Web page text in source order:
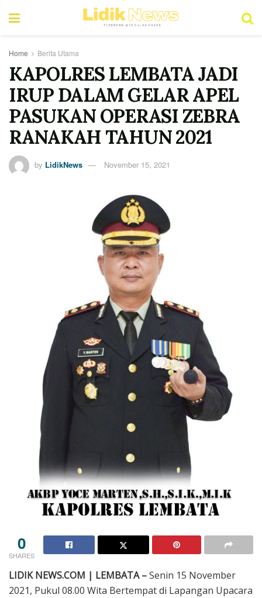
Home Berita Utama
KAPOLRES LEMBATA JADI
IRUP DALAM GELAR APEL
PASUKAN OPERASI ZEBRA
RANAKAH TAHUN 2021
by LidikNews November 15, 2021
0
SHARES
LIDIK NEWS.COM | LEMBATA –Senin 15 November
2021, Pukul 08.00 Wita Bertempat di Lapangan Upacara